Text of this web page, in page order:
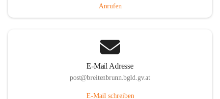
Anrufen
E-Mail Adresse
post@breitenbrunn.bgld.gv.at
E-Mail schreiben